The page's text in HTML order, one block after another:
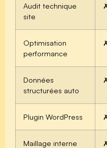
Audit technique
site
Optimisation
performance
Données
structurées auto
Plugin WordPress
Maillage interne